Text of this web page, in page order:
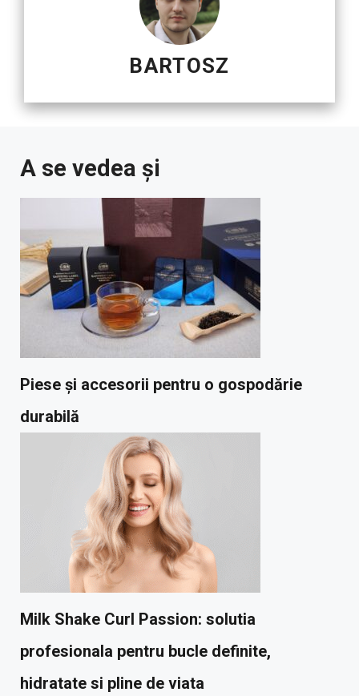
BARTOSZ
A se vedea și
Piese și accesorii pentru o gospodărie
durabilă
Milk Shake Curl Passion: solutia
profesionala pentru bucle definite,
hidratate si pline de viata